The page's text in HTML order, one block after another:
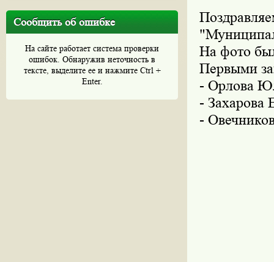
Сообщить об ошибке
На сайте работает система проверки
ошибок. Обнаружив неточность в
тексте, выделите ее и нажмите Ctrl +
Enter.
На фото
Первыми
- Орлова
- Захарова
-